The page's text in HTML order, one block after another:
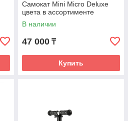
Самокат Mini Micro Deluxe
цвета в ассортименте
В наличии
47 000 ₸
Купить